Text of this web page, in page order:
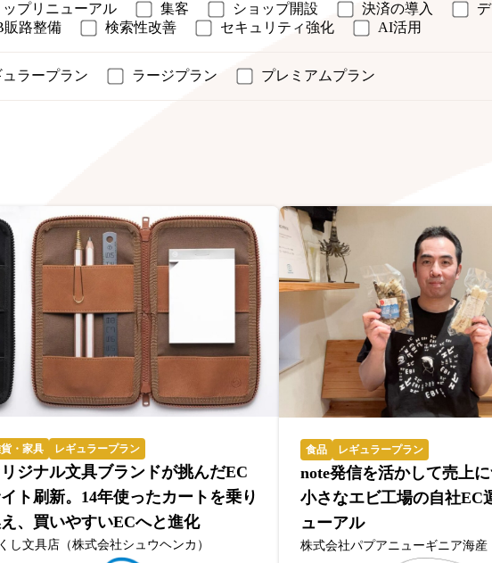
ップリニューアル
集客 ショップ開設 決済の導入
販路整備
検索性改善 セキュリティ強化 AI活用
ュラープラン ラージプラン プレミアムプラン
・家具 レギュラープラン
ジナル文具ブランドが挑んだEC
ト刷新。14年使ったカートを乗り
、買いやすいECへと進化
し文具店（株式会社シュウヘンカ）
食品 レギュラープラン
note発信を活かして売上に
小さなエビ工場の自社EC
ューアル
株式会社パプアニューギニア海産